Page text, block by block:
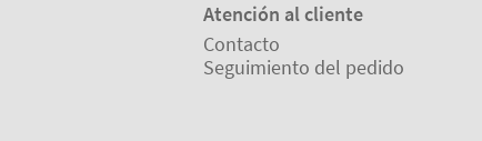
Atención al cliente
Contacto
Seguimiento del pedido